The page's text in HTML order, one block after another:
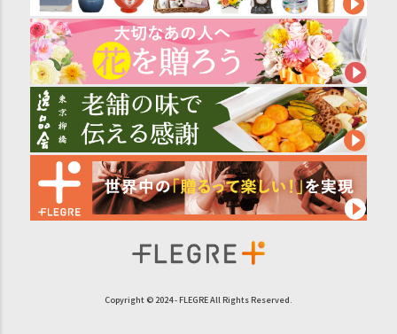
Copyright © 2024 - FLEGRE All Rights Reserved.